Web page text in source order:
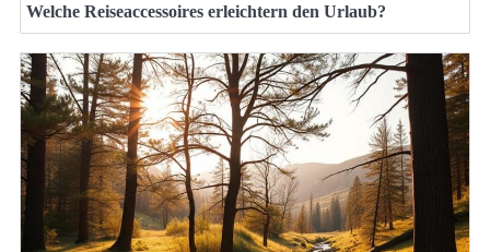
Welche Reiseaccessoires erleichtern den Urlaub?